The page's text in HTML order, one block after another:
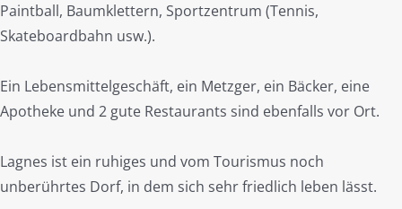
Paintball, Baumklettern, Sportzentrum (Tennis,
Skateboardbahn usw.).
Ein Lebensmittelgeschäft, ein Metzger, ein Bäcker, eine
Apotheke und 2 gute Restaurants sind ebenfalls vor Ort.
Lagnes ist ein ruhiges und vom Tourismus noch
unberührtes Dorf, in dem sich sehr friedlich leben lässt.